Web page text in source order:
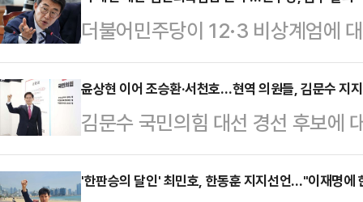
혐의로 불구속기소 했다고 이날 밝
직 전 의원도 뇌물공여 및 업무상
딸인 다혜씨와 사위였던 서씨에 대
울중앙지법에 공소를 제기함에 따
울에서 진행될 예…
더불어민주당이 12·3 비상계엄에
을 수사하는 '김건희 특검법'을 기
고 밝혔다. 특검법의 수사 범위와
당 원내대변인은 24일 오전 국회에
란 특검법과 김건희 특검법을 금주
위와 규모들은 기존의 안보다 강화
윤상현 이어 조승환·서천호…현역 의원들, 김문수 지
김문수 국민의힘 대선 경선 후보에
가 점차 늘어나고 있다.국민의힘
문수 후보에 대한 지지 선언을 했다
'한판승의 달인' 최민호, 한동훈 지지선언…"이재명에